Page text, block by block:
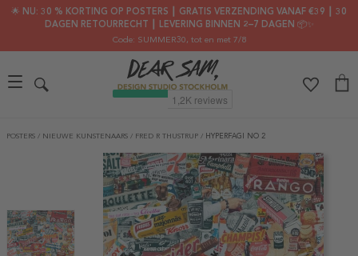
🌟 NU: 30 % KORTING OP POSTERS ┃ GRATIS VERZENDING VANAF €39 ┃ 30
DAGEN RETOURRECHT ┃ LEVERING BINNEN 2–7 DAGEN 📦✨
Code: SUMMER30, tot en met 7/8
POSTERS / NIEUWE KUNSTENAARS / FRED R THUSTRUP / HYPERFAGI NO 2